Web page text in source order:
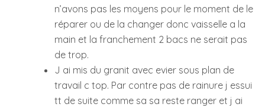
n’avons pas les moyens pour le moment de le
réparer ou de la changer donc vaisselle a la
main et la franchement 2 bacs ne serait pas
de trop.
J ai mis du granit avec evier sous plan de
travail c top. Par contre pas de rainure j essui
tt de suite comme sa sa reste ranger et j ai